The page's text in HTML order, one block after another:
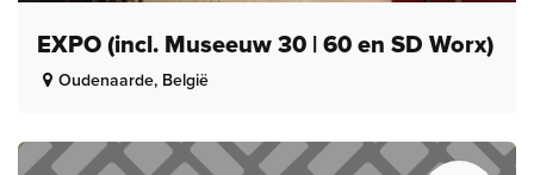
EXPO (incl. Museeuw 30 | 60 en SD Worx)
Oudenaarde, België